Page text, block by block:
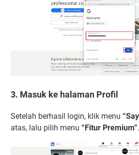
3. Masuk ke halaman Profil
Setelah berhasil login, klik menu
atas, lalu pilih menu “Fitur Premium”.